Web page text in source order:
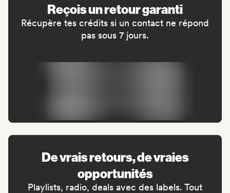
Reçois un retour garanti
Récupère tes crédits si un contact ne répond
pas sous 7 jours.
De vrais retours, de vraies
opportunités
Playlists, radio, deals avec des labels. Tout